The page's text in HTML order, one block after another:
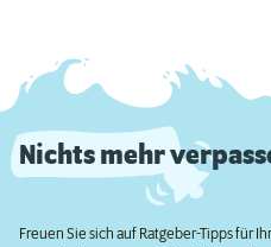
Nichts mehr
Freuen Sie sich auf Ratgeber-Tipps für